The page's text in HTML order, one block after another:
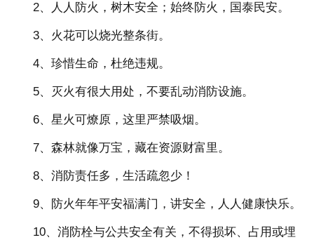
2、人人防火，树木安全；始终防火，国泰民安。
3、火花可以烧光整条街。
4、珍惜生命，杜绝违规。
5、灭火有很大用处，不要乱动消防设施。
6、星火可燎原，这里严禁吸烟。
7、森林就像万宝，藏在资源财富里。
8、消防责任多，生活疏忽少！
9、防火年年平安福满门，讲安全，人人健康快乐。
10、消防栓与公共安全有关，不得损坏、占用或埋